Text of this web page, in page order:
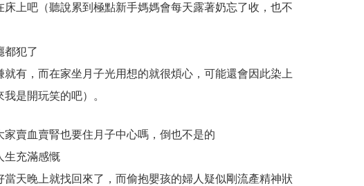
上吧（聽說累到極點新手媽媽會每天露著奶忘了收，也不
都犯了
有，而在家坐月子光用想的就很煩心，可能還會因此染上
是開玩笑的吧）。
家賣血賣腎也要住月子中心嗎，倒也不是的
生充滿感慨
當天晚上就找回來了，而偷抱嬰孩的婦人疑似剛流產精神狀